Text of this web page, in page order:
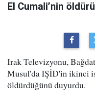
El Cumali’nin
Irak Televizyonu,
Musul'da IŞİD'in ikinci
öldürdüğünü duyurdu.